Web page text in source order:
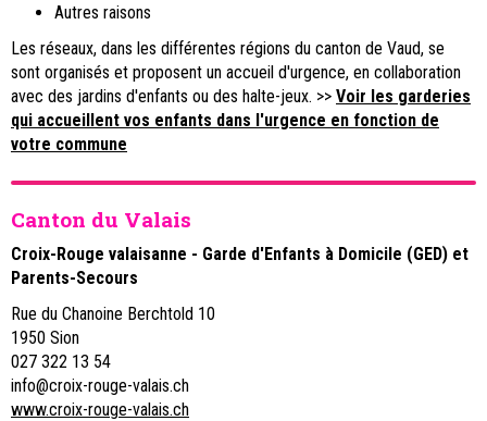
Autres raisons
Les réseaux, dans les différentes régions du canton de Vaud, se
sont organisés et proposent un accueil d'urgence, en collaboration
avec des jardins d'enfants ou des halte-jeux. >> Voir les garderies
qui accueillent vos enfants dans l'urgence en fonction de
votre commune
Canton du Valais
Croix-Rouge valaisanne - Garde d'Enfants à Domicile (GED) et
Parents-Secours
Rue du Chanoine Berchtold 10
1950 Sion
027 322 13 54
info@croix-rouge-valais.ch
www.croix-rouge-valais.ch